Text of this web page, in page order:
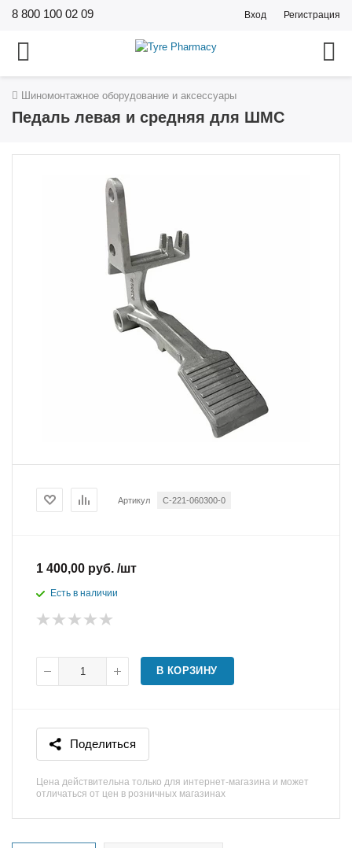
8 800 100 02 09 Вход Регистрация
Шиномонтажное оборудование и аксессуары
Педаль левая и средняя для ШМС
Артикул C-221-060300-0
1 400,00 руб. /шт
Есть в наличии
В КОРЗИНУ
Поделиться
Цена действительна только для интернет-магазина и может
отличаться от цен в розничных магазинах